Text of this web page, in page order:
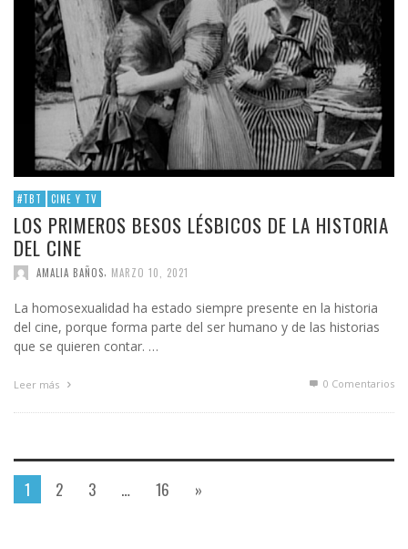
#TBT CINE Y TV
LOS PRIMEROS BESOS LÉSBICOS DE LA HISTORIA
DEL CINE
AMALIA BAÑOS, MARZO 10, 2021
La homosexualidad ha estado siempre presente en la historia
del cine, porque forma parte del ser humano y de las historias
que se quieren contar. …
Leer más 0 Comentarios
1 2 3 … 16 »